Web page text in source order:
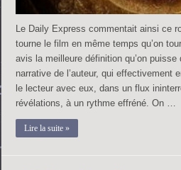
Le Daily Express commentait ainsi ce
tourne le film en même temps qu’on
avis la meilleure définition qu’on puisse
narrative de l’auteur, qui effectivement
le lecteur avec eux, dans un flux
révélations, à un rythme effréné. On …
Lire la suite »